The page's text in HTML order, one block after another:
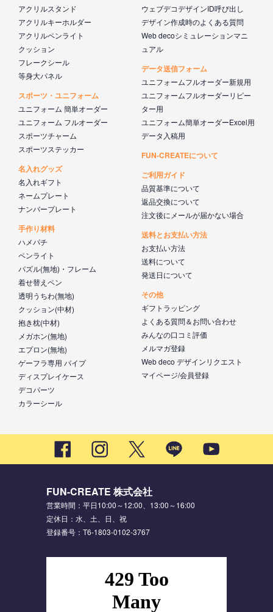
アクリルスタンド
アクリルキーホルダー
アクリルペンライト
クッション
フレークシール
等身大パネル
スポーツ・ユニフォーム
ユニフォーム 簡単オーダー
ユニフォーム フルオーダー
スポーツチャーム
スポーツステッカー
名入れグッズ
名入れギフト
ネームプレート
ナンバープレート
手作り材料
ハメパチ
ペンライト
パズル(無地)・フレーム
着せ替えペン
透明うちわ(無地)
クッション(中材)
抱き枕(中材)
メガホン(無地)
エプロン(無地)
ゲーフラ専用 パイプ
ディスプレイケース
デコパーツ
カラーシール
ウェブデコデザインID呼び出し
デザイン作成時のよくある質問
Web decoシミュレーションマニ
ュアル
データ送信フォーム
ユニフォームフルオーダー新規用
ユニフォームフルオーダーリピー
ター用
ユニフォーム簡単オーダーExcel用
データ入稿用
FUN-CREATEについて
ご利用ガイド
品質基準について
返品交換について
注文後にメールが届かない場合
送料とお支払い方法
お支払い方法
送料について
発送日について
その他
ギフトラッピング
よくある質問＆お問い合わせ
みんなの口コミ評価
メルマガ登録
Web deco デザインリクエスト
マイページ/会員登録
FUN-CREATE 株式会社
営業時間：平日10:00～12:00、13:00～16:00
定休日：水、土、日、祝
登録番号：T6-1803-0102-3767